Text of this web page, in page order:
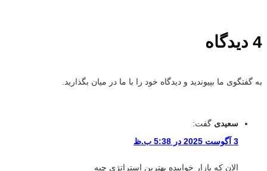
4 دیدگاه
به گفتگوی ما بپیوندید و دیدگاه خود را با ما در میان بگذارید.
سعیدی گفت:
3 آگوست 2025 در 5:38 ب.ظ
الان که بازار خوابیده بهترین استراتژی چیه